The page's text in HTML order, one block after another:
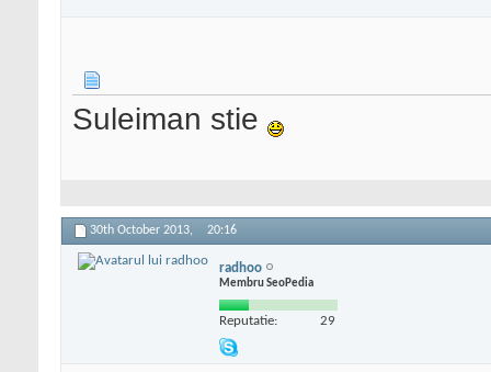
Suleiman stie
30th October 2013, 20:16
radhoo
Membru SeoPedia
Reputatie: 29